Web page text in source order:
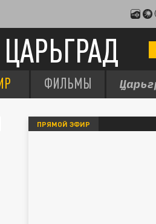
ЦАРЬГРАД
ФИЛЬМЫ
ПРЯМОЙ ЭФИР